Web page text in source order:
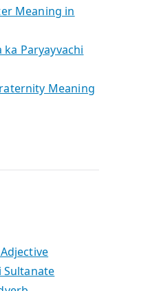
Meaning in
ka Paryayvachi
Fraternity Meaning